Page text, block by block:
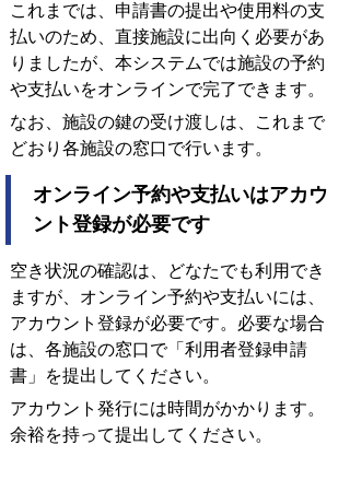
これまでは、申請書の提出や使用料の支
払いのため、直接施設に出向く必要があ
りましたが、本システムでは施設の予約
や支払いをオンラインで完了できます。
なお、施設の鍵の受け渡しは、これまで
どおり各施設の窓口で行います。
オンライン予約や支払いはアカウ
ント登録が必要です
空き状況の確認は、どなたでも利用でき
ますが、オンライン予約や支払いには、
アカウント登録が必要です。必要な場合
は、各施設の窓口で「利用者登録申請
書」を提出してください。
アカウント発行には時間がかかります。
余裕を持って提出してください。